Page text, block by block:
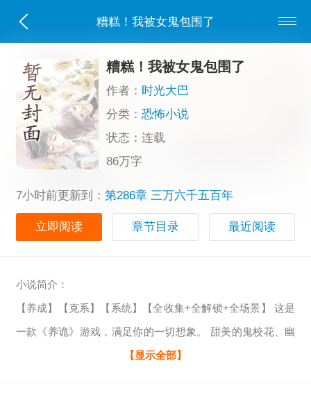
糟糕！我被女鬼包围了
糟糕！我被女鬼包围了
作者： 时光大巴
分类：恐怖小说
状态：连载
86万字
7小时前更新到： 第286章 三万六千五百年
立即阅读 章节目录 最近阅读
小说简介：
【养成】【克系】【系统】【全收集+全解锁+全场景】 这是
一款《养诡》游戏，满足你的一切想象。 甜美的鬼校花、幽
怨的鬼新娘。 诡异的诅咒娃娃，神秘的镜中少女。 点击选择
【显示全部】